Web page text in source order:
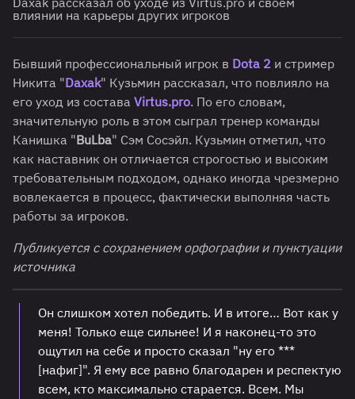
влиянии на карьеры других игроков
Бывший профессиональный игрок в Dota 2 и стример
Никита "Daxak" Кузьмин рассказал, что повлияло на
его уход из состава Virtus.pro. По его словам,
значительную роль в этом сыграл тренер команды
Канишка "BuLba" Сэм Сосэйл. Кузьмин отметил, что
как наставник он отличается строгостью и высоким
требовательным подходом, однако иногда чрезмерно
вовлекается в процесс, фактически выполняя часть
работы за игроков.
Публикуется с сохранением орфографии и пунктуации
источника
Он слишком хотел победить. И в итоге… Вот как у
меня! Только еще сильнее! И я наконец-то это
ощутил на себе и просто сказал "ну его ***
[нафиг]". Я ему все равно благодарен и респектую
всем, кто максимально старается. Всем. Мы